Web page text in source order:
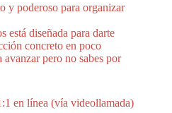
y poderoso para organizar
está diseñada para darte
concreto en poco
pero no sabes por
en línea (vía videollamada)